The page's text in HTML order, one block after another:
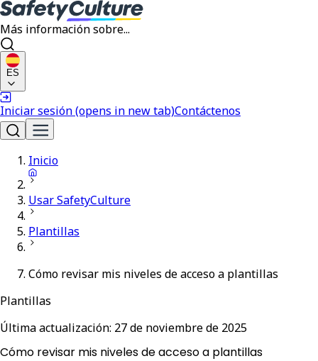
Más información sobre...
ES
Iniciar sesión(opens in new tab)Contáctenos
Inicio
Usar SafetyCulture
Plantillas
Cómo revisar mis niveles de acceso a plantillas
Plantillas
Última actualización: 27 de noviembre de 2025
Cómo revisar mis niveles de acceso a plantillas